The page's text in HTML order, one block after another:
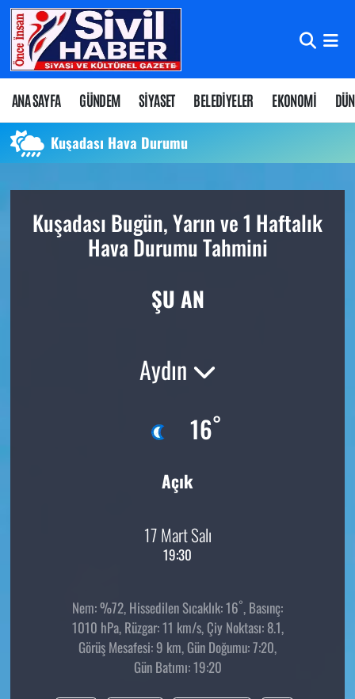
ANA SAYFA GÜNDEM SİYASET BELEDİYELER EKONOMİ
Kuşadası Hava Durumu
Kuşadası Bugün, Yarın ve 1 Haftalık
Hava Durumu Tahmini
ŞU AN
Aydın
16°
Açık
17 Mart Salı
19:30
Nem: %72, Hissedilen Sıcaklık: 16°, Basınç:
1010 hPa, Rüzgar: 11 km/s, Çiy Noktası: 8.1,
Görüş Mesafesi: 9 km, Gün Doğumu: 7:20,
Gün Batımı: 19:20
Nöbetçi Eczaneler
Hava Durumu
Namaz Vakitleri
Süper Lig Puan Durumu ve Fikstür
Tüm Manşetler
Son Dakika Haberleri